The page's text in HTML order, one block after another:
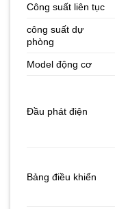
Công suất liên tục
công suất dự
phòng
Model động cơ
Đầu phát điện
Bảng điều khiển